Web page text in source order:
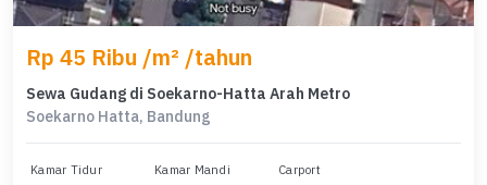
Rp 45 Ribu /m² /tahun
Sewa Gudang di Soekarno-Hatta Arah Metro
Soekarno Hatta, Bandung
Kamar Tidur Kamar Mandi Carport